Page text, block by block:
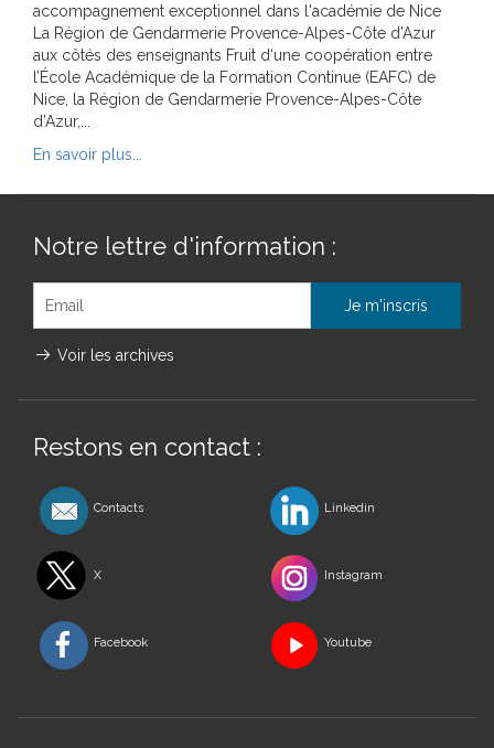
accompagnement exceptionnel dans l'académie de Nice
La Région de Gendarmerie Provence-Alpes-Côte d’Azur
aux côtés des enseignants Fruit d‘une coopération entre
l’École Académique de la Formation Continue (EAFC) de
Nice, la Région de Gendarmerie Provence-Alpes-Côte
d’Azur,...
En savoir plus...
Notre lettre d'information :
Voir les archives
Restons en contact :
Contacts Linkedin
X Instagram
Facebook Youtube